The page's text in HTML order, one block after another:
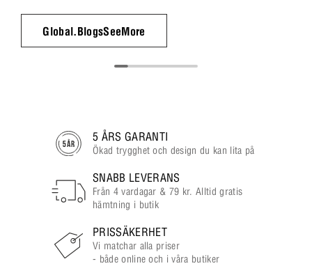
Global.BlogsSeeMore
5 ÅRS GARANTI
Ökad trygghet och design du kan lita på
SNABB LEVERANS
Från 4 vardagar & 79 kr. Alltid gratis
hämtning i butik
PRISSÄKERHET
Vi matchar alla priser
- både online och i våra butiker